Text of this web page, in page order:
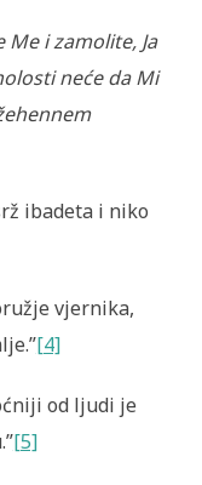
Me i zamolite, Ja
neće da Mi
ibadeta i niko
vjernika,
[4]
od ljudi je
[5]